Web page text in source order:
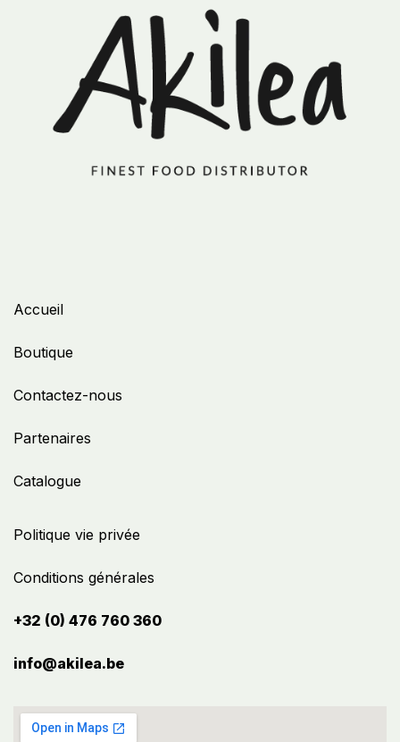
Politique vie privée
Conditions générales
+32 (0) 476 760 360
info@akilea.be​
Accueil
Boutique
Contactez-nous
Partenaires
Catalogue